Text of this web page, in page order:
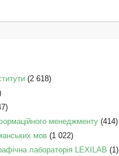
(2 618)
менеджменту(414)
мов(1 022)
лабораторія LEXILAB (1)